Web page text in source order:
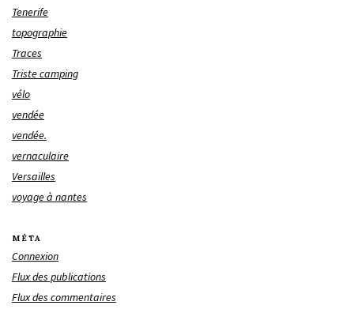
Tenerife
topographie
Traces
Triste camping
vélo
vendée
vendée.
vernaculaire
Versailles
voyage à nantes
MÉTA
Connexion
Flux des publications
Flux des commentaires